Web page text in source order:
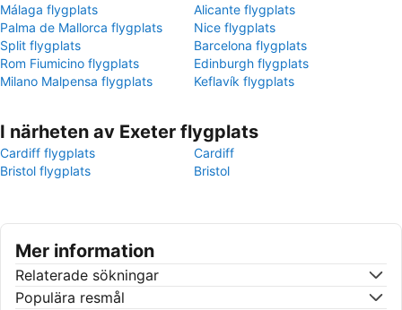
Málaga flygplats
Alicante flygplats
Palma de Mallorca flygplats
Nice flygplats
Split flygplats
Barcelona flygplats
Rom Fiumicino flygplats
Edinburgh flygplats
Milano Malpensa flygplats
Keflavík flygplats
I närheten av Exeter flygplats
Cardiff flygplats
Cardiff
Bristol flygplats
Bristol
Mer information
Relaterade sökningar
Populära resmål